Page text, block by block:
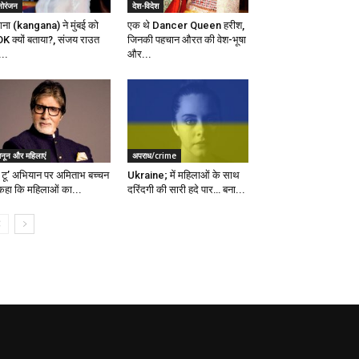
(kangana) ने मुंबई को
क्यों बताया?, संजय राउत
देश-विदेश
एक थे Dancer Queen हरीश,
जिनकी पहचान औरत की वेश-भूषा
और...
और महिलाएं
टू’ अभियान पर अमिताभ बच्चन
कि महिलाओं का...
अपराध/crime
Ukraine; में महिलाओं के साथ
दरिंदगी की सारी हदे पार… बना...